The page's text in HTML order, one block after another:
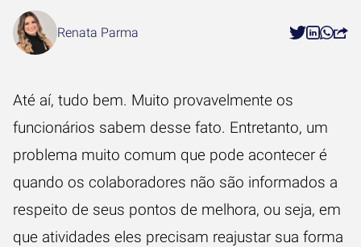
Renata Parma
Até aí, tudo bem. Muito provavelmente os
funcionários sabem desse fato. Entretanto, um
problema muito comum que pode acontecer é
quando os colaboradores não são informados a
respeito de seus pontos de melhora, ou seja, em
que atividades eles precisam reajustar sua forma